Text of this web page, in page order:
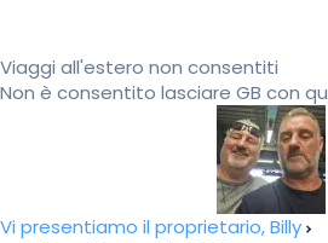
Viaggi all'estero non consentiti
Non è consentito lasciare GB con
Vi presentiamo il proprietario, Billy